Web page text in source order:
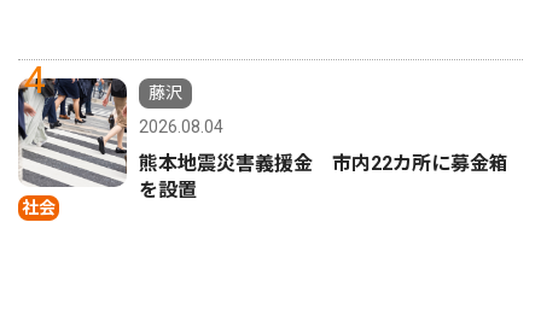
4
社会
藤沢
2026.08.04
熊本地震災害義援金 市内22カ所に募金箱
を設置